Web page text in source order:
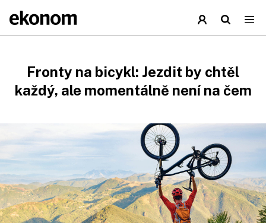
Fronty na bicykl: Jezdit by chtěl
každý, ale momentálně není na čem